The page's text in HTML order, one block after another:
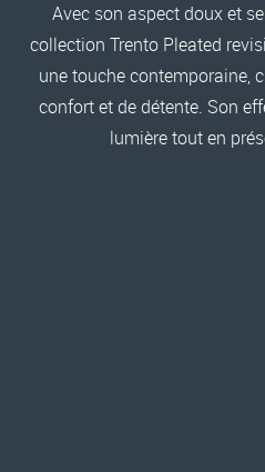
Avec son aspect doux et
collection Trento Pleated
une touche contemporaine,
confort et de détente. Son
lumière tout en